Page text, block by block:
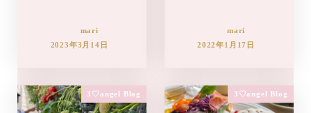
mari
2023年3月14日
mari
2022年1月17日
3♡angel Blog 3♡angel Blog